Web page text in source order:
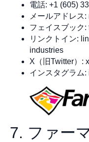
電話: +1 (605)
メールアドレス:
フェイスブック:
リンクトイン:
industries
X（旧Twitter）:
インスタグラム
7. ファー